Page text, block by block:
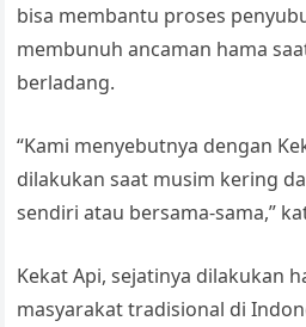
bisa membantu proses
membunuh ancaman hama
berladang.
“Kami menyebutnya dengan
dilakukan saat musim kering
sendiri atau bersama-sama,”
Kekat Api, sejatinya dilakukan
masyarakat tradisional di